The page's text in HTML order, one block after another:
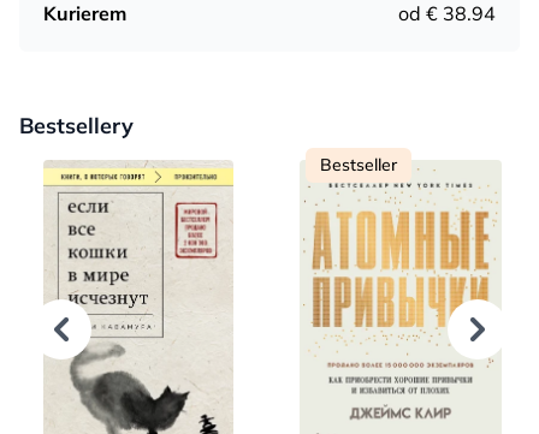
Kurierem
od € 38.94
Bestsellery
Bestseller